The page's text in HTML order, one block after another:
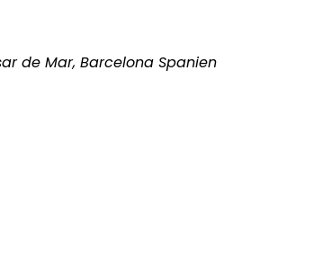
de Mar, Barcelona Spanien